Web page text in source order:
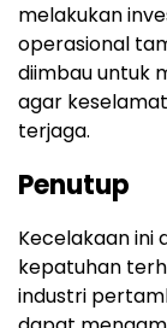
melakukan
operasional
diimbau untuk
agar
terjaga.
Penutup
Kecelakaan ini
kepatuhan
industri